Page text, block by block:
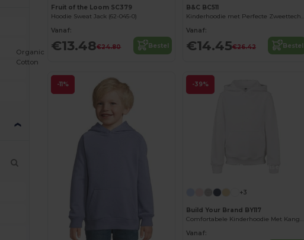
Fruit of the Loom SC379
Hoodie Sweat Jack (62-045-0)
Vanaf:
€13.48€24.80 Bestel
B&C BC511
Kinderhoodie met Perfecte Zweettechnologie
Vanaf:
€14.45€26.42 Bestel
-11%
Organic
Cotton
-39%
+3
Build Your Brand BY117
Vanaf: